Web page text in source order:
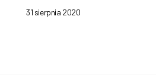
31 sierpnia 2020